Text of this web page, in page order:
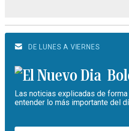
DE LUNES A VIERNES
Las noticias explicadas de
entender lo más importante del